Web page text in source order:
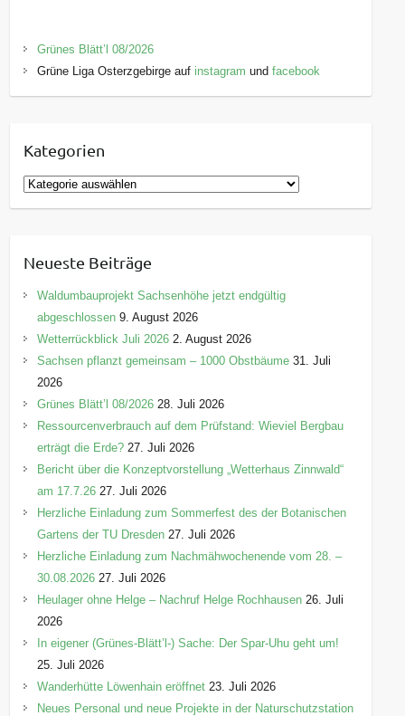
Grünes Blätt’l 08/2026
Grüne Liga Osterzgebirge auf instagram undfacebook
Kategorien
K
a
g
o
i
e
Neueste Beiträge
Waldumbauprojekt Sachsenhöhe jetzt endgültig
abgeschlossen 9. August 2026
Wetterrückblick Juli 2026 2. August 2026
Sachsen pflanzt gemeinsam – 1000 Obstbäume 31. Juli
2026
Grünes Blätt’l 08/2026 28. Juli 2026
Ressourcenverbrauch auf dem Prüfstand: Wieviel Bergbau
erträgt die Erde? 27. Juli 2026
Bericht über die Konzeptvorstellung „Wetterhaus Zinnwald“
am 17.7.26 27. Juli 2026
Herzliche Einladung zum Sommerfest des der Botanischen
Gartens der TU Dresden 27. Juli 2026
Herzliche Einladung zum Nachmähwochenende vom 28. –
30.08.2026 27. Juli 2026
Heulager ohne Helge – Nachruf Helge Rochhausen 26. Juli
2026
In eigener (Grünes-Blätt’l-) Sache: Der Spar-Uhu geht um!
25. Juli 2026
Wanderhütte Löwenhain eröffnet 23. Juli 2026
Neues Personal und neue Projekte in der Naturschutzstation